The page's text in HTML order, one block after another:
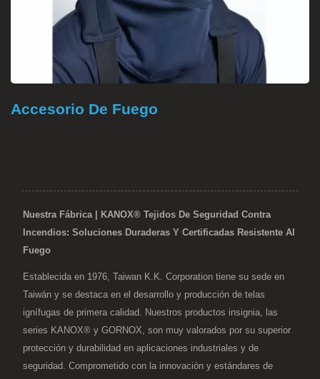
Accesorio De Fuego
Nuestra Fábrica | KANOX® Tejidos De Seguridad Contra
Incendios: Soluciones Duraderas Y Certificadas Resistente Al
Fuego
Establecida en 1976, Taiwan K.K. Corporation tiene su sede en
Taiwán y se destaca en el desarrollo y producción de telas
ignífugas de primera calidad. Nuestros productos insignia, las
series KANOX® y GORNOX, son muy valorados por su superior
protección y durabilidad en aplicaciones industriales y de
seguridad. Comprometido con la innovación y estándares de